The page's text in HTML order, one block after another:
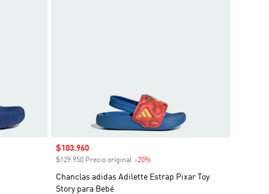
Precio de venta
$103.960
$129.950 Precio original -20%Descuento
Chanclas adidas Adilette Estrap Pixar Toy
Story para Bebé